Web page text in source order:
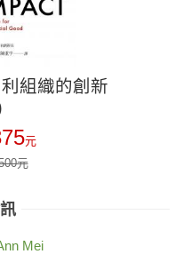
組織的創新
元
元
Mei